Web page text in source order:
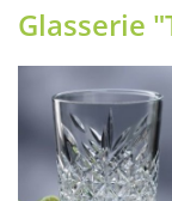
NEU
Buffet
Glasserie